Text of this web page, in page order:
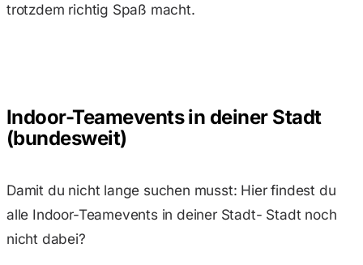
trotzdem richtig Spaß macht.
Indoor-Teamevents in deiner Stadt
(bundesweit)
Damit du nicht lange suchen musst: Hier findest du
alle Indoor-Teamevents in deiner Stadt- Stadt noch
nicht dabei?